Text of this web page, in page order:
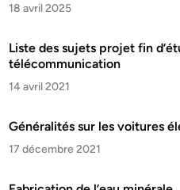
18 avril 2025
Liste des sujets projet fin
télécommunication
14 avril 2021
Généralités sur les voitures
17 décembre 2021